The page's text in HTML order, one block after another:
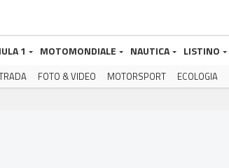
1 MOTOMONDIALE NAUTICA LISTINO
FOTO & VIDEO MOTORSPORT ECOLOGIA